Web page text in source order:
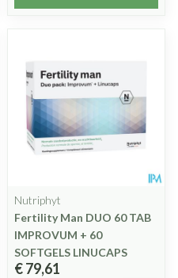
Nutriphyt
Fertility Man DUO 60 TAB
IMPROVUM + 60
SOFTGELS LINUCAPS
€ 79,61